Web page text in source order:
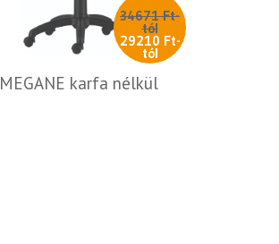
34671 Ft-
tól
29210 Ft-
tól
MEGANE karfa nélkül